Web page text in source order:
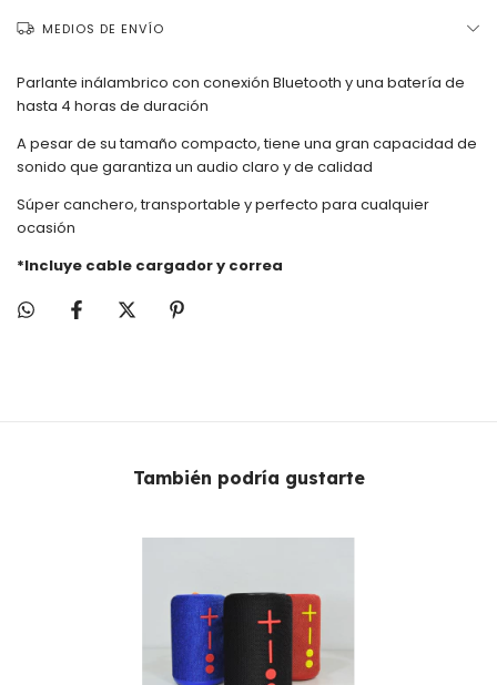
MEDIOS DE ENVÍO
Parlante inálambrico con conexión Bluetooth y una batería de
hasta 4 horas de duración
A pesar de su tamaño compacto, tiene una gran capacidad de
sonido que garantiza un audio claro y de calidad
Súper canchero, transportable y perfecto para cualquier
ocasión
*Incluye cable cargador y correa
También podría gustarte